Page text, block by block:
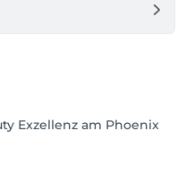
Exzellenz am Phoenix